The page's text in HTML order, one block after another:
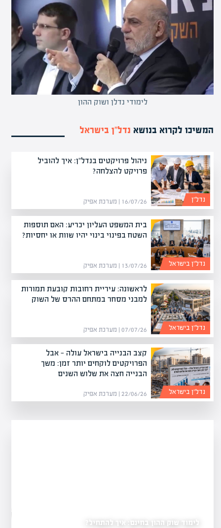
לימודי נדלן ושוק ההון
המשיכו לקרוא בנושא נדל”ן בישראל
ניהול פרויקטים בנדל"ן: איך להוביל
פרויקט להצלחה?
16/07/26 | מערכת אפיק נדל”ן
בית המשפט העליון יכריע: האם תוספות
השטח בפינוי בינוי יהיו שוות או יחסיות?
13/07/26 | מערכת אפיק נדל”ן בישראל
לראשונה: עיריית רחובות קובעת תמורות
למבני מסחר במתחם ההרס של השוק
07/07/26 | מערכת אפיק נדל”ן בישראל
קצב הבנייה בישראל עולה — אבל
הפרויקטים לוקחים יותר זמן: משך
הבנייה חצה את שלוש השנים
22/06/26 | מערכת אפיק נדל”ן בישראל
פרויקט להצלחה?
לימוד שוק ההון בחינם: איך להתחיל?